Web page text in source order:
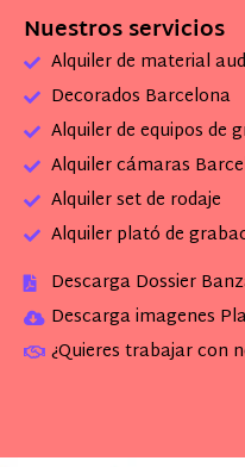
Nuestros servicios
Alquiler de material
Decorados Barcelona
Alquiler de equipos de
Alquiler cámaras
Alquiler set de rodaje
Alquiler plató de
Descarga Dossier
Descarga imagenes
¿Quieres trabajar con